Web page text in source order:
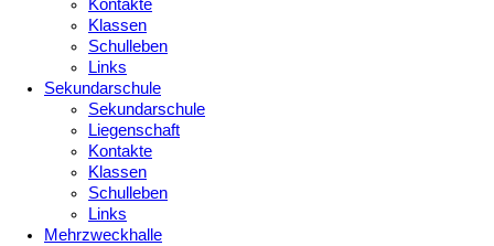
Kontakte
Klassen
Schulleben
Links
Sekundarschule
Sekundarschule
Liegenschaft
Kontakte
Klassen
Schulleben
Links
Mehrzweckhalle